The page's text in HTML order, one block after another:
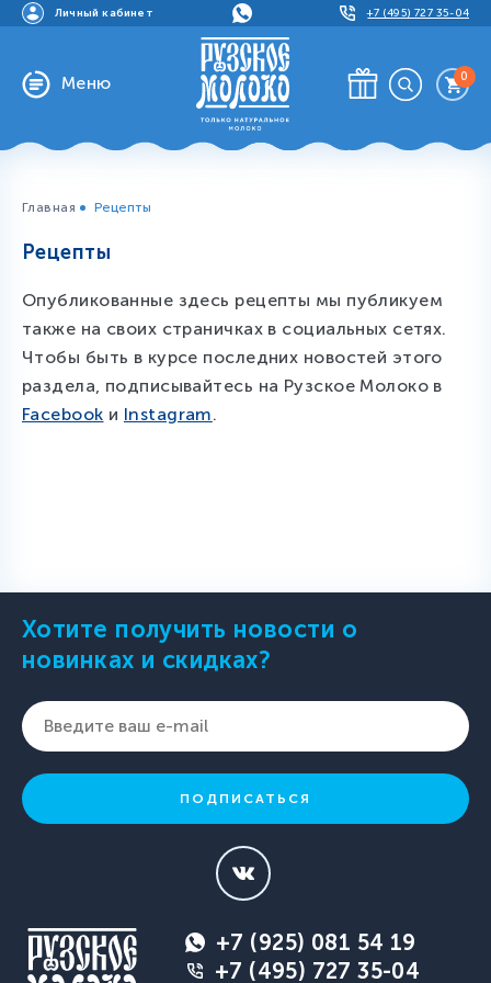
Личный кабинет +7 (495) 727 35-04
Меню 0
Главная Рецепты
Рецепты
Опубликованные здесь рецепты мы публикуем
также на своих страничках в социальных сетях.
Чтобы быть в курсе последних новостей этого
раздела, подписывайтесь на Рузское Молоко в
Facebook и Instagram.
+7 (925) 081 54 19
+7 (495) 727 35-04
Хотите получить новости о
новинках и скидках?
ПОДПИСАТЬСЯ